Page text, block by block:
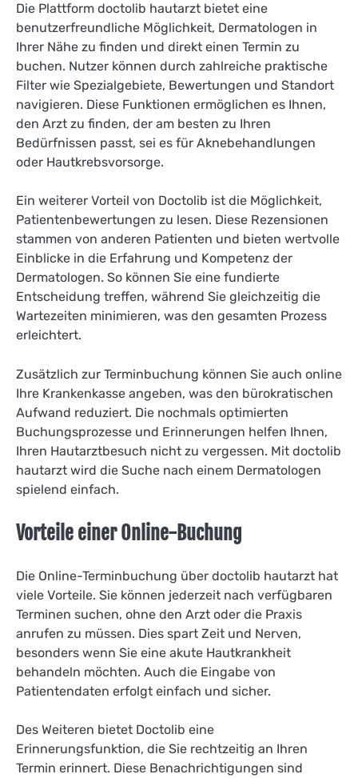
Die Plattform doctolib hautarzt bietet eine
benutzerfreundliche Möglichkeit, Dermatologen in
Ihrer Nähe zu finden und direkt einen Termin zu
buchen. Nutzer können durch zahlreiche praktische
Filter wie Spezialgebiete, Bewertungen und Standort
navigieren. Diese Funktionen ermöglichen es Ihnen,
den Arzt zu finden, der am besten zu Ihren
Bedürfnissen passt, sei es für Aknebehandlungen
oder Hautkrebsvorsorge.
Ein weiterer Vorteil von Doctolib ist die Möglichkeit,
Patientenbewertungen zu lesen. Diese Rezensionen
stammen von anderen Patienten und bieten wertvolle
Einblicke in die Erfahrung und Kompetenz der
Dermatologen. So können Sie eine fundierte
Entscheidung treffen, während Sie gleichzeitig die
Wartezeiten minimieren, was den gesamten Prozess
erleichtert.
Zusätzlich zur Terminbuchung können Sie auch online
Ihre Krankenkasse angeben, was den bürokratischen
Aufwand reduziert. Die nochmals optimierten
Buchungsprozesse und Erinnerungen helfen Ihnen,
Ihren Hautarztbesuch nicht zu vergessen. Mit doctolib
hautarzt wird die Suche nach einem Dermatologen
spielend einfach.
Vorteile einer Online-Buchung
Die Online-Terminbuchung über doctolib hautarzt hat
viele Vorteile. Sie können jederzeit nach verfügbaren
Terminen suchen, ohne den Arzt oder die Praxis
anrufen zu müssen. Dies spart Zeit und Nerven,
besonders wenn Sie eine akute Hautkrankheit
behandeln möchten. Auch die Eingabe von
Patientendaten erfolgt einfach und sicher.
Des Weiteren bietet Doctolib eine
Erinnerungsfunktion, die Sie rechtzeitig an Ihren
Termin erinnert. Diese Benachrichtigungen sind